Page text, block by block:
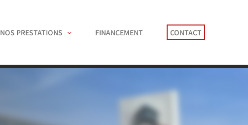
NOS PRESTATIONS FINANCEMENT CONTACT